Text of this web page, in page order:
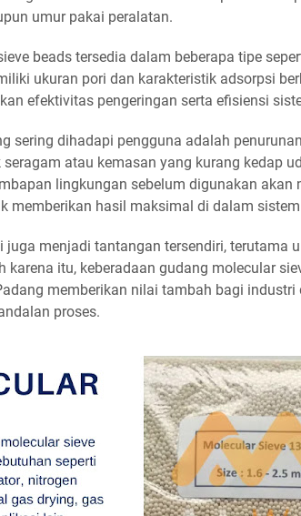
umur pakai peralatan.
beads tersedia dalam beberapa tipe
ukuran pori dan karakteristik adsorpsi
efektivitas pengeringan serta efisiensi
sering dihadapi pengguna adalah
atau kemasan yang kurang kedap
lingkungan sebelum digunakan akan
memberikan hasil maksimal di dalam
juga menjadi tantangan tersendiri, terutama
karena itu, keberadaan gudang molecular
memberikan nilai tambah bagi industri
proses.